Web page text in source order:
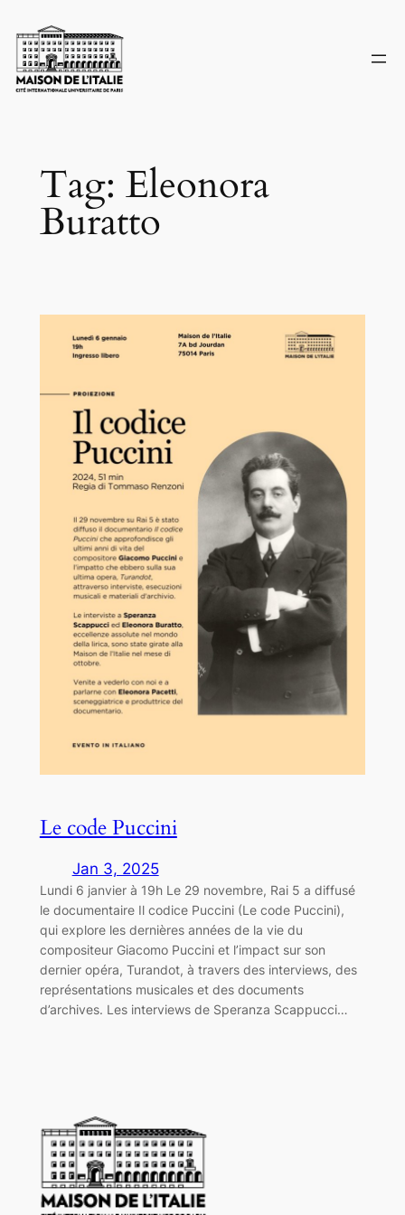
to
content
Tag: Eleonora
Buratto
Le code Puccini
Jan 3, 2025
Lundi 6 janvier à 19h Le 29 novembre, Rai 5 a diffusé
le documentaire Il codice Puccini (Le code Puccini),
qui explore les dernières années de la vie du
compositeur Giacomo Puccini et l’impact sur son
dernier opéra, Turandot, à travers des interviews, des
représentations musicales et des documents
d’archives. Les interviews de Speranza Scappucci…